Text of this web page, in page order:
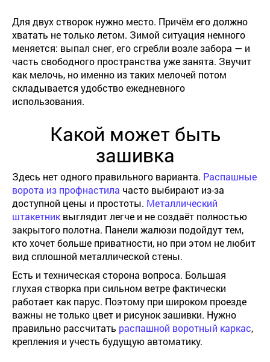
Для двух створок нужно место. Причём его должно
хватать не только летом. Зимой ситуация немного
меняется: выпал снег, его сгребли возле забора — и
часть свободного пространства уже занята. Звучит
как мелочь, но именно из таких мелочей потом
складывается удобство ежедневного
использования.
Какой может быть
зашивка
Здесь нет одного правильного варианта. Распашные
ворота из профнастила часто выбирают из-за
доступной цены и простоты. Металлический
штакетник выглядит легче и не создаёт полностью
закрытого полотна. Панели жалюзи подойдут тем,
кто хочет больше приватности, но при этом не любит
вид сплошной металлической стены.
Есть и техническая сторона вопроса. Большая
глухая створка при сильном ветре фактически
работает как парус. Поэтому при широком проезде
важны не только цвет и рисунок зашивки. Нужно
правильно рассчитать распашной воротный каркас,
крепления и учесть будущую автоматику.